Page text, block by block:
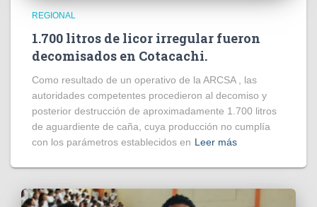
REGIONAL
1.700 litros de licor irregular fueron
decomisados en Cotacachi.
Como resultado de un operativo de la ARCSA , las
autoridades competentes procedieron al decomiso y
posterior destrucción de aproximadamente 1.700 litros
de aguardiente de caña, cuya producción no cumplía
con los parámetros establecidos en Leer más